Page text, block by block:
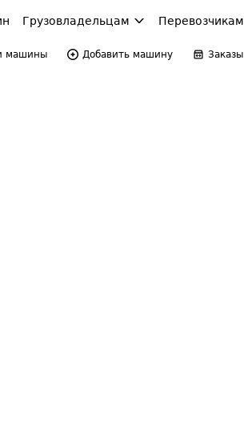
Грузовладельцам Перевозчикам
машины Добавить машину Заказы